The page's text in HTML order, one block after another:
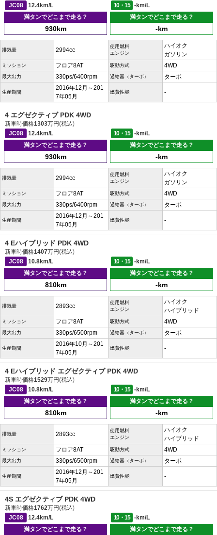
JC08
12.4km/L 10・15
-km/L
満タンでどこまで走る？
930km
満タンでどこまで走る？
-km
排気量 2994cc
使用燃料
エンジン
ハイオク
ガソリン
ミッション フロア8AT 駆動方式 4WD
最大出力 330ps/6400rpm 過給器（ターボ） ターボ
生産期間
2016年12月～201
7年05月
燃費性能 -
4 エグゼクティブ PDK 4WD
新車時価格1303万円(税込)
JC08
12.4km/L 10・15
-km/L
満タンでどこまで走る？
930km
満タンでどこまで走る？
-km
排気量 2994cc
使用燃料
エンジン
ハイオク
ガソリン
ミッション フロア8AT 駆動方式 4WD
最大出力 330ps/6400rpm 過給器（ターボ） ターボ
生産期間
2016年12月～201
7年05月
燃費性能 -
4 Eハイブリッド PDK 4WD
新車時価格1407万円(税込)
JC08
10.8km/L 10・15
-km/L
満タンでどこまで走る？
810km
満タンでどこまで走る？
-km
排気量 2893cc
使用燃料
エンジン
ハイオク
ハイブリッド
ミッション フロア8AT 駆動方式 4WD
最大出力 330ps/6500rpm 過給器（ターボ） ターボ
生産期間
2016年10月～201
7年05月
燃費性能 -
4 Eハイブリッド エグゼクティブ PDK 4WD
新車時価格1529万円(税込)
JC08
10.8km/L 10・15
-km/L
満タンでどこまで走る？
810km
満タンでどこまで走る？
-km
排気量 2893cc
使用燃料
エンジン
ハイオク
ハイブリッド
ミッション フロア8AT 駆動方式 4WD
最大出力 330ps/6500rpm 過給器（ターボ） ターボ
生産期間
2016年12月～201
7年05月
燃費性能 -
4S エグゼクティブ PDK 4WD
新車時価格1762万円(税込)
JC08
12.4km/L 10・15
-km/L
満タンでどこまで走る？
満タンでどこまで走る？